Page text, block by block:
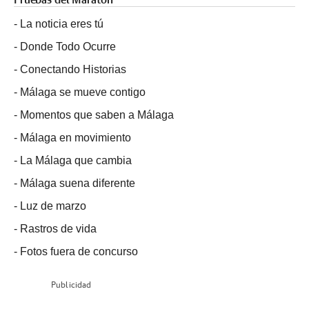
- La noticia eres tú
- Donde Todo Ocurre
- Conectando Historias
- Málaga se mueve contigo
- Momentos que saben a Málaga
- Málaga en movimiento
- La Málaga que cambia
- Málaga suena diferente
- Luz de marzo
- Rastros de vida
- Fotos fuera de concurso
Publicidad